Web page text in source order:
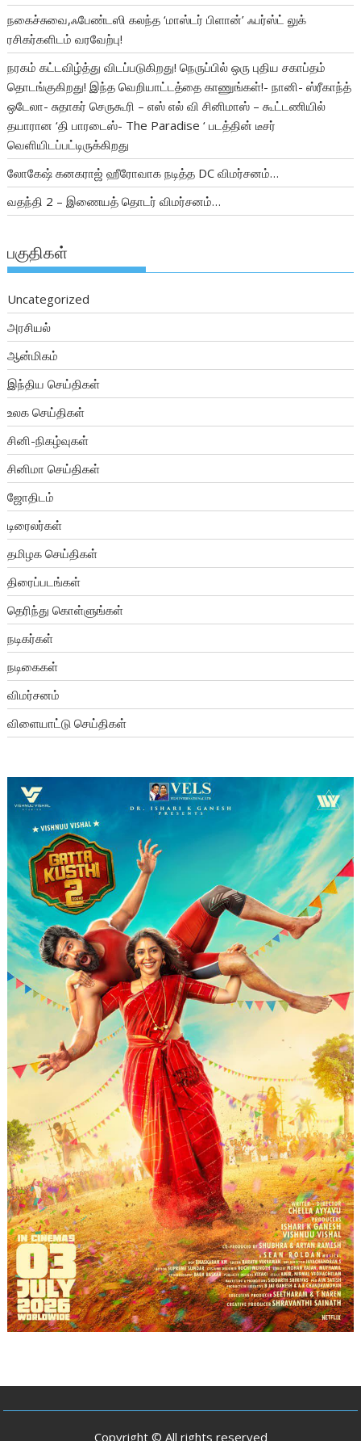
நகைச்சுவை,ஃபேண்டஸி கலந்த ‘மாஸ்டர் பிளான்’ ஃபர்ஸ்ட் லுக்
ரசிகர்களிடம் வரவேற்பு!
நரகம் கட்டவிழ்த்து விடப்படுகிறது! நெருப்பில் ஒரு புதிய சகாப்தம்
தொடங்குகிறது! இந்த வெறியாட்டத்தை காணுங்கள்!- நானி- ஸ்ரீகாந்த்
ஒடேலா- சுதாகர் செருகூரி – எஸ் எல் வி சினிமாஸ் – கூட்டணியில்
தயாரான ‘தி பாரடைஸ்- The Paradise ‘ படத்தின் டீசர்
வெளியிடப்பட்டிருக்கிறது
லோகேஷ் கனகராஜ் ஹீரோவாக நடித்த DC விமர்சனம்…
வதந்தி 2 – இணையத் தொடர் விமர்சனம்…
பகுதிகள்
Uncategorized
அரசியல்
ஆன்மிகம்
இந்திய செய்திகள்
உலக செய்திகள்
சினி-நிகழ்வுகள்
சினிமா செய்திகள்
ஜோதிடம்
டிரைலர்கள்
தமிழக செய்திகள்
திரைப்படங்கள்
தெரிந்து கொள்ளுங்கள்
நடிகர்கள்
நடிகைகள்
விமர்சனம்
விளையாட்டு செய்திகள்
Copyright © All rights reserved